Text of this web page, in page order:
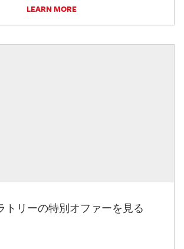
LEARN MORE
トリーの特別オファーを見る